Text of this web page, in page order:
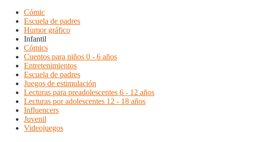
Cómic
Escuela de padres
Humor gráfico
Infantil
Cómics
Cuentos para niños 0 - 6 años
Entretenimientos
Escuela de padres
Juegos de estimulación
Lecturas para preadolescentes 6 - 12 años
Lecturas por adolescentes 12 - 18 años
Influencers
Juvenil
Videojuegos